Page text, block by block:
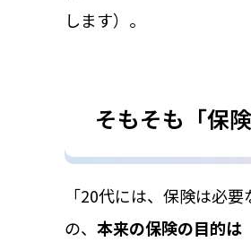
します）。
そもそも「保
「20代には、保険は必
の、 本来の保険の目的は